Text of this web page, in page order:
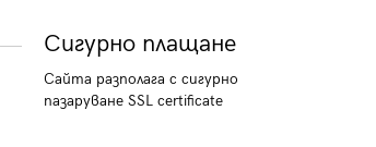
Сигурно плащане
Сайта разполага с сигурно
пазаруване SSL certificate